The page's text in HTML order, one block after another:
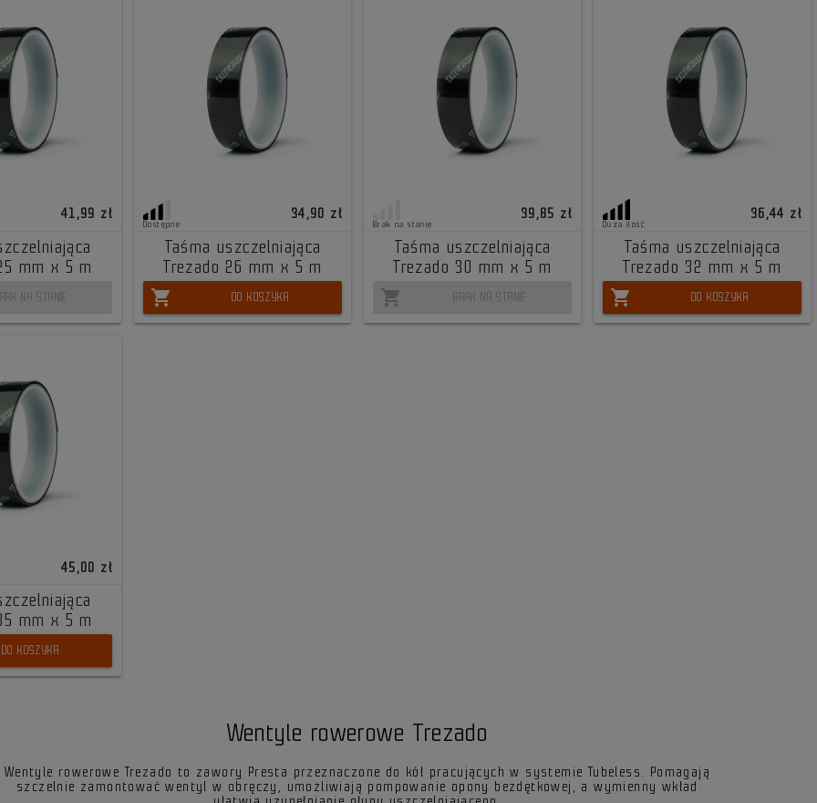
41,99 zł
mm x 5 m
NA STANIE
Dostępne
34,90 zł
Taśma uszczelniająca
Trezado 26 mm x 5 m
shopping_cart DO KOSZYKA
Brak na stanie
39,85 zł
Taśma uszczelniająca
Trezado 30 mm x 5 m
shopping_cart BRAK NA STANIE
Duża ilość
36,44 zł
Taśma uszczelniająca
Trezado 32 mm x 5 m
shopping_cart DO KOSZYKA
45,00 zł
mm x 5 m
DO KOSZYKA
Wentyle rowerowe Trezado
Wentyle rowerowe Trezado to zawory Presta przeznaczone do kół pracujących w systemie Tubeless. Pomagają
szczelnie zamontować wentyl w obręczy, umożliwiają pompowanie opony bezdętkowej, a wymienny wkład